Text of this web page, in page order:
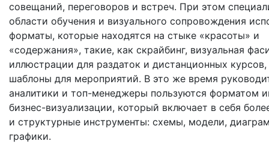
совещаний, переговоров и встреч. При этом
области обучения и визуального сопровождения
форматы, которые находятся на стыке «красоты» и
«содержания», такие, как скрайбинг, визуальная
иллюстрации для раздаток и дистанционных
шаблоны для мероприятий. В это же время
аналитики и топ-менеджеры пользуются форматом
бизнес-визуализации, который включает в себя
и структурные инструменты: схемы, модели,
графики.